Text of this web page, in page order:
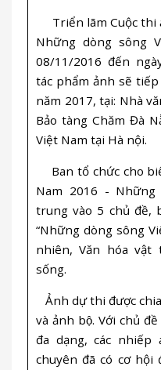
Triển lãm Cuộc thi
Những dòng sông
08/11/2016 đến
tác phẩm ảnh sẽ
năm 2017, tại: Nhà
Bảo tàng Chăm Đà
Việt Nam tại Hà nội.
Ban tổ chức cho
Nam 2016 -
trung vào 5 chủ đề,
“Những dòng sông
nhiên, Văn hóa vật
sống.
Ảnh dự thi được
và ảnh bộ. Với chủ
đa dạng, các nhiếp
chuyên đã có cơ